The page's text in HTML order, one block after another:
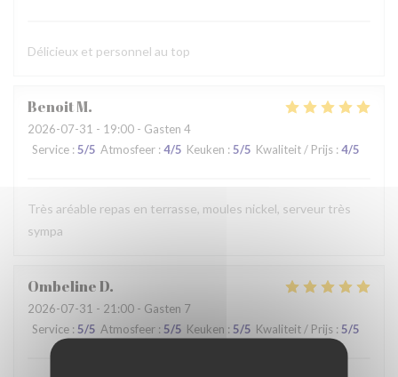
Délicieux et personnel au top
BenoitM
2026-07-31 - 19:00 - Gasten 4
Service : 5/5 Atmosfeer : 4/5 Keuken : 5/5 Kwaliteit / Prijs : 4/5
Très aréable repas en terrasse, moules nickel, serveur très
sympa
OmbelineD
2026-07-31 - 21:00 - Gasten 7
Service : 5/5 Atmosfeer : 5/5 Keuken : 5/5 Kwaliteit / Prijs : 5/5